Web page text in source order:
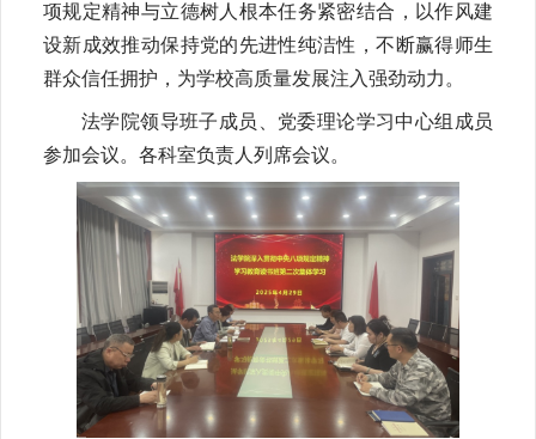
项规定精神与立德树人根本任务紧密结合，以作风建
设新成效推动保持党的先进性纯洁性，不断赢得师生
群众信任拥护，为学校高质量发展注入强劲动力。
法学院领导班子成员、党委理论学习中心组成员
参加会议。各科室负责人列席会议。